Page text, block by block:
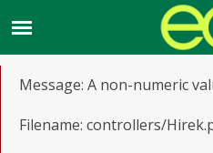
A PHP Error was encountered
Message: A non-numeric
Filename: controllers/